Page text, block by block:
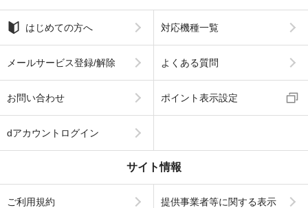
はじめての方へ 対応機種一覧
メールサービス登録/解除 よくある質問
お問い合わせ ポイント表示設定
dアカウントログイン
サイト情報
ご利用規約 提供事業者等に関する表示